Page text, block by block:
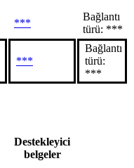
***
Bağlantı
türü: ***
***
Bağlantı
türü:
***
Destekleyici
belgeler